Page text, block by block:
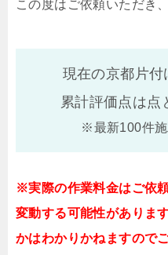
この度はご依頼いただき
現在の京都片
累計評価点は点
※最新100件
※実際の作業料金はご依
変動する可能性がありま
かはわかりかねますので